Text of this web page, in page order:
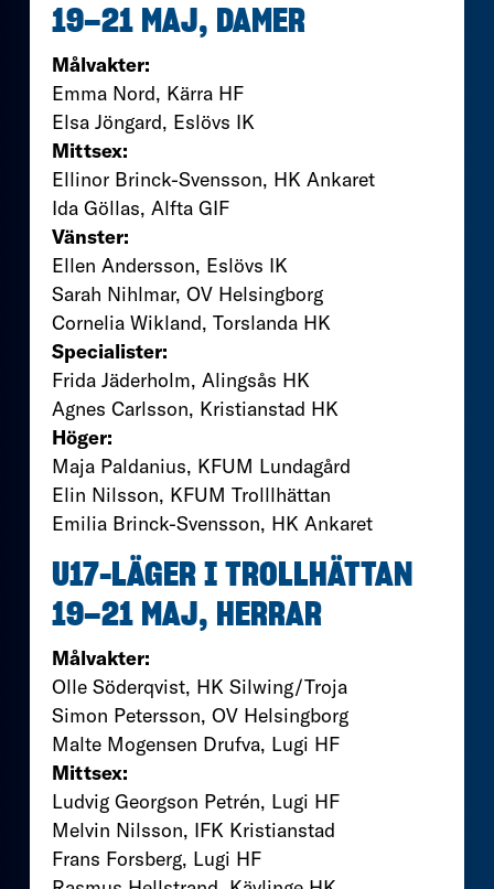
19–21 MAJ, DAMER
Målvakter:
Emma Nord, Kärra HF
Elsa Jöngard, Eslövs IK
Mittsex:
Ellinor Brinck-Svensson, HK Ankaret
Ida Göllas, Alfta GIF
Vänster:
Ellen Andersson, Eslövs IK
Sarah Nihlmar, OV Helsingborg
Cornelia Wikland, Torslanda HK
Specialister:
Frida Jäderholm, Alingsås HK
Agnes Carlsson, Kristianstad HK
Höger:
Maja Paldanius, KFUM Lundagård
Elin Nilsson, KFUM Trolllhättan
Emilia Brinck-Svensson, HK Ankaret
U17-LÄGER I TROLLHÄTTAN
19–21 MAJ, HERRAR
Målvakter:
Olle Söderqvist, HK Silwing/Troja
Simon Petersson, OV Helsingborg
Malte Mogensen Drufva, Lugi HF
Mittsex:
Ludvig Georgson Petrén, Lugi HF
Melvin Nilsson, IFK Kristianstad
Frans Forsberg, Lugi HF